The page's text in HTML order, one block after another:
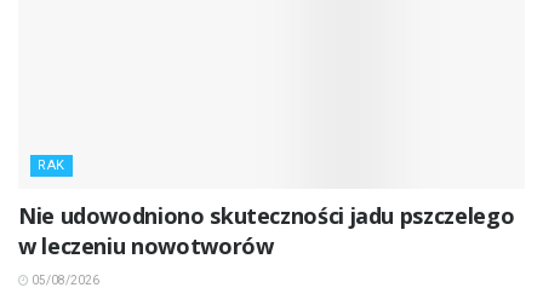
RAK
Nie udowodniono skuteczności jadu pszczelego
w leczeniu nowotworów
05/08/2026